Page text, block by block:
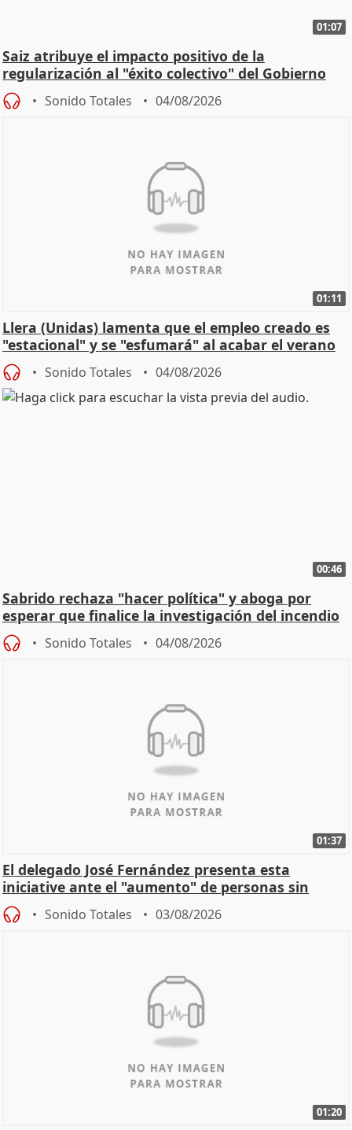
01:07
Saiz atribuye el impacto positivo de la
regularización al "éxito colectivo" del Gobierno
Sonido Totales 04/08/2026
01:11
Llera (Unidas) lamenta que el empleo creado es
"estacional" y se "esfumará" al acabar el verano
Sonido Totales 04/08/2026
00:46
Sabrido rechaza "hacer política" y aboga por
esperar que finalice la investigación del incendio
Sonido Totales 04/08/2026
01:37
El delegado José Fernández presenta esta
iniciative ante el "aumento" de personas sin
hogar en Madri
Sonido Totales 03/08/2026
01:20